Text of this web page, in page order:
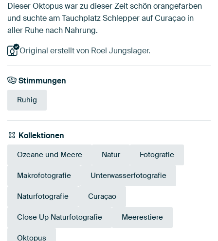
Dieser Oktopus war zu dieser Zeit schön orangefarben
und suchte am Tauchplatz Schlepper auf Curaçao in
aller Ruhe nach Nahrung.
Original erstellt von Roel Jungslager.
Stimmungen
Ruhig
Kollektionen
Ozeane und Meere Natur Fotografie
Makrofotografie Unterwasserfotografie
Naturfotografie Curaçao
Close Up Naturfotografie Meerestiere
Oktopus